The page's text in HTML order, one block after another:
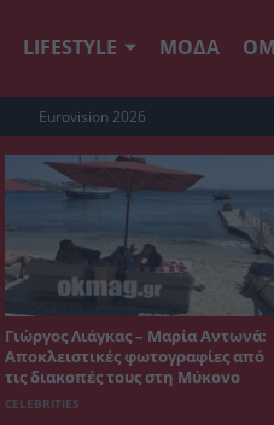
LIFESTYLE ΜΟΔΑ
Eurovision 2026
Γιώργος Λιάγκας – Μαρία Αντωνά:
Αποκλειστικές φωτογραφίες από
τις διακοπές τους στη Μύκονο
CELEBRITIES